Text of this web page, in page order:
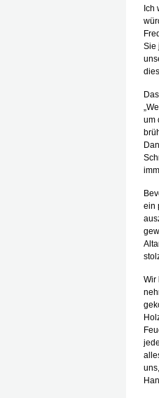
Ich
Sie
um
ein
Wir